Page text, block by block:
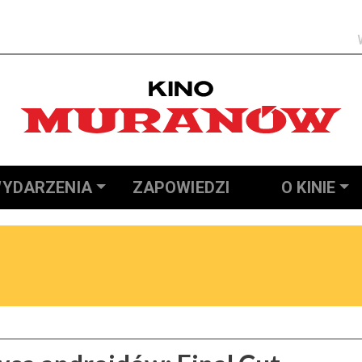
ZAPOWIEDZI O KINIE